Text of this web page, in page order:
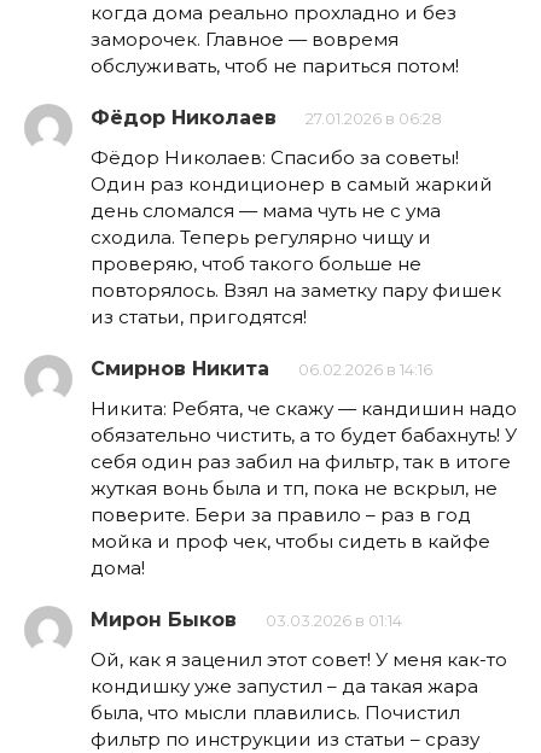
когда дома реально прохладно и без
заморочек. Главное — вовремя
обслуживать, чтоб не париться потом!
Фёдор Николаев 27.01.2026 в 06:28
Фёдор Николаев: Спасибо за советы!
Один раз кондиционер в самый жаркий
день сломался — мама чуть не с ума
сходила. Теперь регулярно чищу и
проверяю, чтоб такого больше не
повторялось. Взял на заметку пару фишек
из статьи, пригодятся!
Смирнов Никита 06.02.2026 в 14:16
Никита: Ребята, че скажу — кандишин надо
обязательно чистить, а то будет бабахнуть! У
себя один раз забил на фильтр, так в итоге
жуткая вонь была и тп, пока не вскрыл, не
поверите. Бери за правило – раз в год
мойка и проф чек, чтобы сидеть в кайфе
дома!
Мирон Быков 03.03.2026 в 01:14
Ой, как я заценил этот совет! У меня как-то
кондишку уже запустил – да такая жара
была, что мысли плавились. Почистил
фильтр по инструкции из статьи – сразу